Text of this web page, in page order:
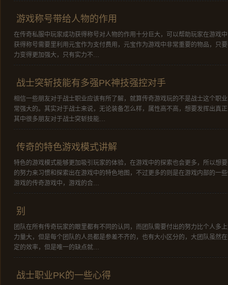
游戏称号带给人物的作用
在传奇私服中玩家成功获得称号对人物的作用十分巨大，可以帮助玩家在游戏
获得称号需要里利用元宝作为支付费用，元宝作为游戏中非常重要的物品，只
力变得更加强大，只有实力不…
战士突斩技能有多强PK神技强控对手
相信一些朋友对于战士职业应该有所了解，就算传奇游戏玩的不是战士这个职
常强大的。其实对于战士来说，无论装备怎么样，属性高不高，想要发挥出真
其中很多朋友对于战士突斩技能…
传奇的特色游戏模式讲解
特色的游戏模式能够更加吸引玩家的体验，在游戏中的探索也会更多，所以想
的努力来习惯和探索出在游戏中的特色地图，不过更多的则是在游戏内部的一
游戏的传奇游戏中，游戏的合…
别
团队在所有传奇玩家的眼里都有不同的认同，而团队需要付出的努力比个人多
力量大，但是每个团队的人员都是参差不齐的，也有大小区分的，大团队虽然
定的效率，但是唯一的缺点就…
战士职业PK的一些心得